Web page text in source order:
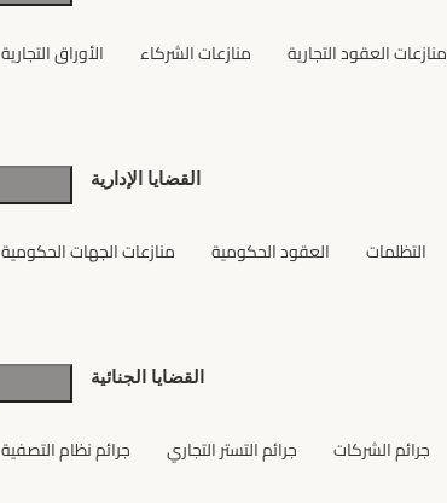
منازعات العقود التجارية منازعات الشركاء الأوراق التجارية
القضايا الإدارية
التظلمات العقود الحكومية منازعات الجهات الحكومية
القضايا الجنائية
جرائم الشركات جرائم التستر التجاري جرائم نظام التصفية